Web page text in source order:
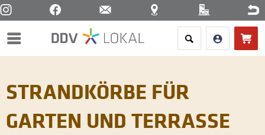
Menü
STRANDKÖRBE FÜR
GARTEN UND TERRASSE